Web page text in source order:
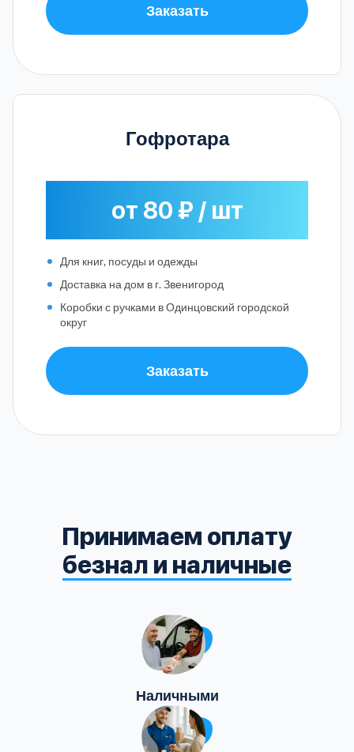
Заказать
Гофротара
от 80 ₽ / шт
Для книг, посуды и одежды
Доставка на дом в г. Звенигород
Коробки с ручками в Одинцовский городской
округ
Заказать
Принимаем оплату
безнал и наличные
Наличными